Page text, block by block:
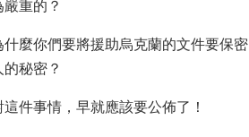
重的？
麼你們要將援助烏克蘭的文件要保密
秘密？
件事情，早就應該要公佈了！